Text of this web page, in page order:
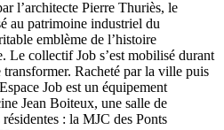
l’architecte Pierre Thuriès, le
au patrimoine industriel du
emblème de l’histoire
Le collectif Job s’est mobilisé durant
transformer. Racheté par la ville puis
Job est un équipement
Jean Boiteux, une salle de
: la MJC des Ponts